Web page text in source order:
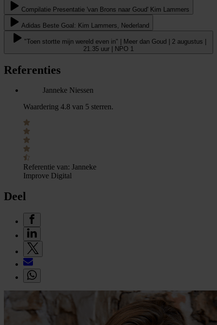
Compilatie Presentatie 'van Brons naar Goud' Kim Lammers
Adidas Beste Goal: Kim Lammers, Nederland
"Toen stortte mijn wereld even in" | Meer dan Goud | 2 augustus |
21.35 uur | NPO 1
Referenties
Janneke Niessen
Waardering 4.8 van 5 sterren.
Referentie van: Janneke
Improve Digital
Deel